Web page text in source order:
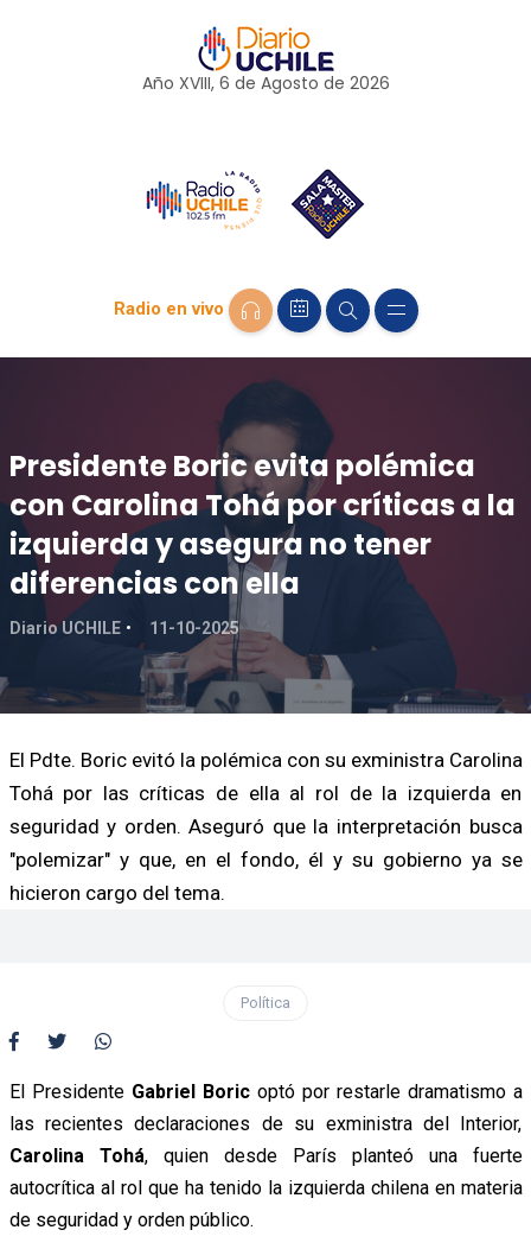
Año XVIII, 6 de Agosto de 2026
Radio en vivo
Presidente Boric evita polémica
con Carolina Tohá por críticas a la
izquierda y asegura no tener
diferencias con ella
Diario UCHILE 11-10-2025
El Pdte. Boric evitó la polémica con su exministra Carolina
Tohá por las críticas de ella al rol de la izquierda en
seguridad y orden. Aseguró que la interpretación busca
"polemizar" y que, en el fondo, él y su gobierno ya se
hicieron cargo del tema.
Política
El Presidente Gabriel Boricoptó por restarle dramatismo a
las recientes declaraciones de su exministra del Interior,
Carolina Tohá, quien desde París planteó una fuerte
autocrítica al rol que ha tenido la izquierda chilena en materia
de seguridad y orden público.